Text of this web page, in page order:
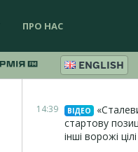
ПРО НАС
ENGLISH
14:39 ВІДЕО
стартову
інші ворожі цілі